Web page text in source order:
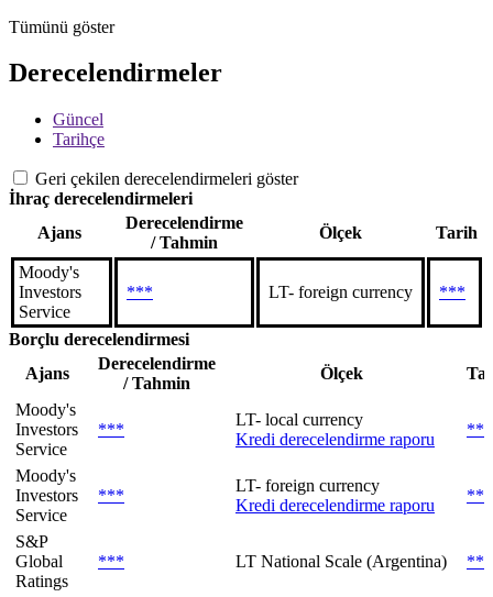
Tümünü göster
Derecelendirmeler
Güncel
Tarihçe
Geri çekilen derecelendirmeleri göster
İhraç derecelendirmeleri
Ajans
Derecelendirme
/ Tahmin
Ölçek Tarih
Moody's
Investors
Service
*** LT- foreign currency ***
Borçlu derecelendirmesi
Ajans
Derecelendirme
/ Tahmin
Ölçek
Moody's
Investors
Service
***
LT- local currency
Kredi derecelendirme raporu
***
Moody's
Investors
Service
***
LT- foreign currency
Kredi derecelendirme raporu
***
S&P
Global
Ratings
*** LT National Scale (Argentina) ***